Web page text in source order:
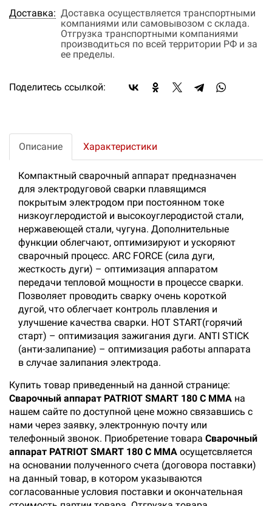
Доставка: Доставка осуществляется транспортными
компаниями или самовывозом с склада.
Отгрузка транспортными компаниями
производиться по всей территории РФ и за
ее пределы.
Поделитесь ссылкой:
Описание Характеристики
Компактный сварочный аппарат предназначен
для электродуговой сварки плавящимся
покрытым электродом при постоянном токе
низкоуглеродистой и высокоуглеродистой стали,
нержавеющей стали, чугуна. Дополнительные
функции облегчают, оптимизируют и ускоряют
сварочный процесс. ARC FORCE (сила дуги,
жесткость дуги) – оптимизация аппаратом
передачи тепловой мощности в процессе сварки.
Позволяет проводить сварку очень короткой
дугой, что облегчает контроль плавления и
улучшение качества сварки. HOT START(горячий
старт) – оптимизация зажигания дуги. ANTI STICK
(анти-залипание) – оптимизация работы аппарата
в случае залипания электрода.
Купить товар приведенный на данной странице:
Сварочный аппарат PATRIOT SMART 180 C MMA на
нашем сайте по доступной цене можно связавшись с
нами через заявку, электронную почту или
телефонный звонок. Приобретение товара Сварочный
аппарат PATRIOT SMART 180 C MMA осущетсвляется
на основании полученного счета (договора поставки)
на данный товар, в котором указываются
согласованные условия поставки и окончательная